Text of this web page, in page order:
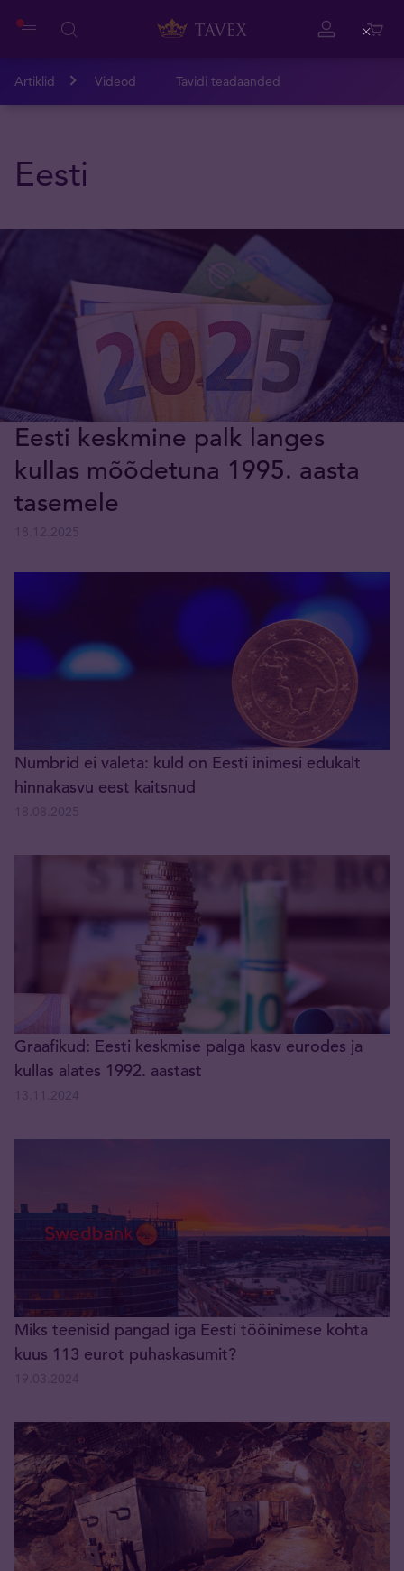
Artiklid Videod Tavidi teadaanded
Eesti
Eesti keskmine palk langes
kullas mõõdetuna 1995. aasta
tasemele
Numbrid ei valeta: kuld on Eesti inimesi edukalt
hinnakasvu eest kaitsnud
Graafikud: Eesti keskmise palga kasv eurodes ja
kullas alates 1992. aastast
Miks teenisid pangad iga Eesti tööinimese kohta
kuus 113 eurot puhaskasumit?
Close